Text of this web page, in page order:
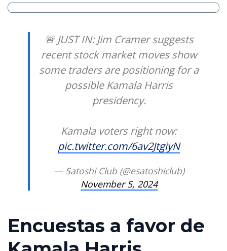
🚨 JUST IN: Jim Cramer suggests
recent stock market moves show
some traders are positioning for a
possible Kamala Harris
presidency.
Kamala voters right now:
pic.twitter.com/6av2JtgiyN
— Satoshi Club (@esatoshiclub)
November 5, 2024
Encuestas a favor de